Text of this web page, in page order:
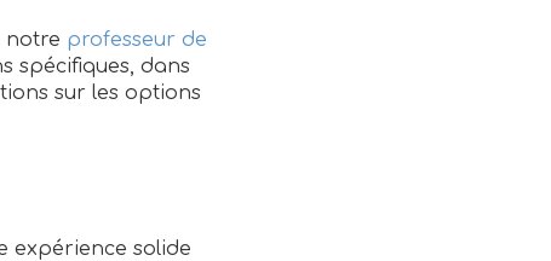
notre professeur de
spécifiques, dans
sur les options
expérience solide